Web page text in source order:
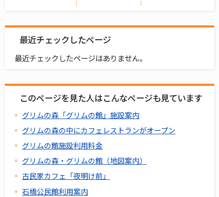
最近チェックしたページ
最近チェックしたページはありません。
このページを見た人はこんなページも見ています
グリムの森「グリムの館」施設案内
グリムの森の中にカフェレストランがオープン
グリムの館施設利用料金
グリムの森・グリムの館（地図案内）
古民家カフェ「夜明け前」
石橋公民館利用案内